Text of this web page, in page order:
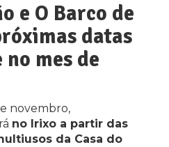
e O Barco de
datas
mes de
novembro,
no Irixo a partir das
da Casa do